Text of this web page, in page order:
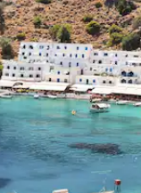
dodirom ili